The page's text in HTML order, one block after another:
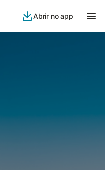
Abrir no app